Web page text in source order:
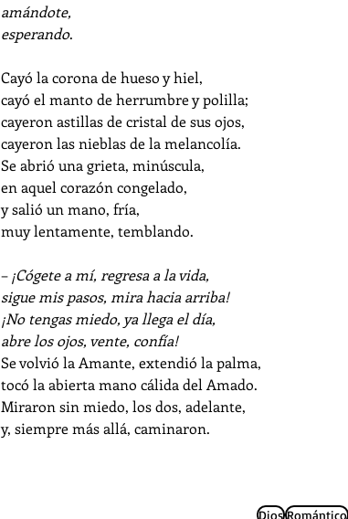
amándote,
esperando.
Cayó la corona de hueso y hiel,
cayó el manto de herrumbre y polilla;
cayeron astillas de cristal de sus ojos,
cayeron las nieblas de la melancolía.
Se abrió una grieta, minúscula,
en aquel corazón congelado,
y salió un mano, fría,
muy lentamente, temblando.
– ¡Cógete a mí, regresa a la vida,
sigue mis pasos, mira hacia arriba!
¡No tengas miedo, ya llega el día,
abre los ojos, vente, confía!
Se volvió la Amante, extendió la palma,
tocó la abierta mano cálida del Amado.
Miraron sin miedo, los dos, adelante,
y, siempre más allá, caminaron.
Dios Romántico